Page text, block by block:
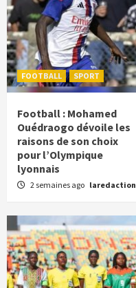
FOOTBALL SPORT
Football : Mohamed
Ouédraogo dévoile les
raisons de son choix
pour l’Olympique
lyonnais
2 semaines ago laredaction